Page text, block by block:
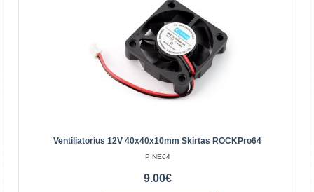
Įdėti į krepšelį
Pridėti prie pageidavimų sąrašo
Ventiliatorius 12V 40x40x10mm Skirtas ROCKPro64
PINE64
9.00€